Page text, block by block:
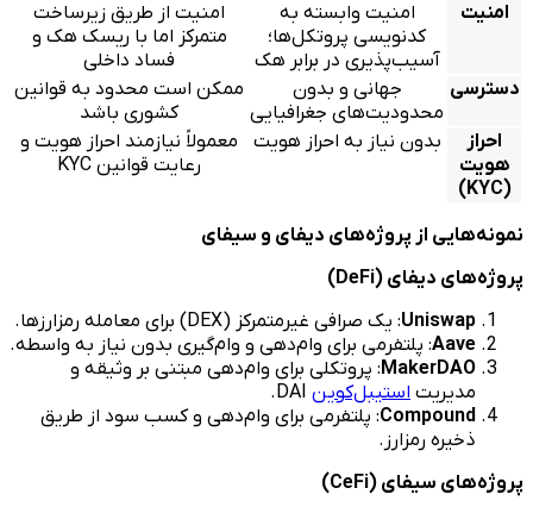
امنیت
امنیت وابسته به
کدنویسی پروتکل‌ها؛
آسیب‌پذیری در برابر هک
امنیت از طریق زیرساخت
متمرکز اما با ریسک هک و
فساد داخلی
دسترسی
جهانی و بدون
محدودیت‌های جغرافیایی
ممکن است محدود به قوانین
کشوری باشد
احراز
هویت
(KYC)
بدون نیاز به احراز هویت
معمولاً نیازمند احراز هویت و
رعایت قوانین KYC
نمونه‌هایی از پروژه‌های دیفای و سیفای
پروژه‌های دیفای (DeFi)
Uniswap: یک صرافی غیرمتمرکز (DEX) برای معامله رمزارزها.
Aave: پلتفرمی برای وام‌دهی و وام‌گیری بدون نیاز به واسطه.
MakerDAO: پروتکلی برای وام‌دهی مبتنی بر وثیقه و
مدیریت استیبل‌کوین
Compound: پلتفرمی برای وام‌دهی و کسب سود از طریق
ذخیره رمزارز.
پروژه‌های سیفای (CeFi)